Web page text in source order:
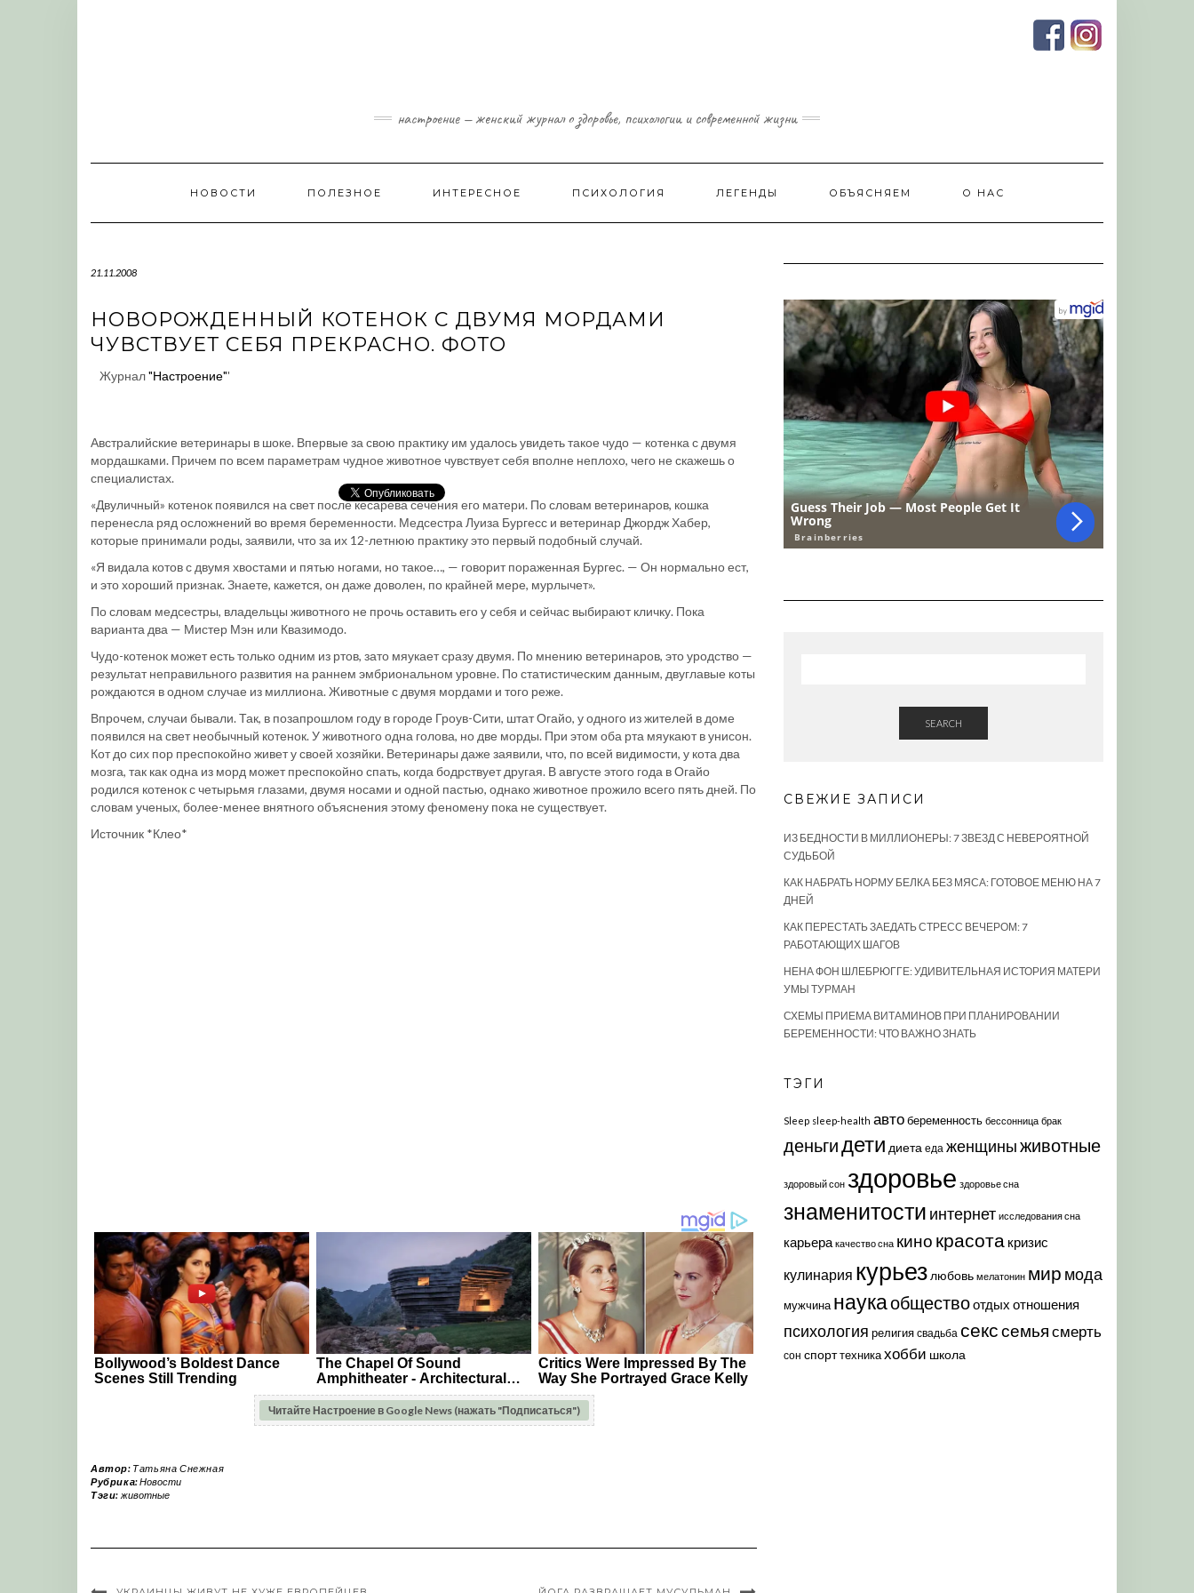
настроение — женский журнал о здоровье, психологии и современной жизни
НОВОСТИ ПОЛЕЗНОЕ ИНТЕРЕСНОЕ ПСИХОЛОГИЯ ЛЕГЕНДЫ ОБЪЯСНЯЕМ О НАС
21.11.2008
НОВОРОЖДЕННЫЙ КОТЕНОК С ДВУМЯ МОРДАМИ
ЧУВСТВУЕТ СЕБЯ ПРЕКРАСНО. ФОТО
Журнал"Настроение"'
Австралийские ветеринары в шоке. Впервые за свою практику им удалось увидеть такое чудо — котенка с двумя
мордашками. Причем по всем параметрам чудное животное чувствует себя вполне неплохо, чего не скажешь о
специалистах.
«Двуличный» котенок появился на свет после кесарева сечения его матери. По словам ветеринаров, кошка
перенесла ряд осложнений во время беременности. Медсестра Луиза Бургесс и ветеринар Джордж Хабер,
которые принимали роды, заявили, что за их 12-летнюю практику это первый подобный случай.
«Я видала котов с двумя хвостами и пятью ногами, но такое…, — говорит пораженная Бургес. — Он нормально ест,
и это хороший признак. Знаете, кажется, он даже доволен, по крайней мере, мурлычет».
По словам медсестры, владельцы животного не прочь оставить его у себя и сейчас выбирают кличку. Пока
варианта два — Мистер Мэн или Квазимодо.
Чудо-котенок может есть только одним из ртов, зато мяукает сразу двумя. По мнению ветеринаров, это уродство —
результат неправильного развития на раннем эмбриональном уровне. По статистическим данным, двуглавые коты
рождаются в одном случае из миллиона. Животные с двумя мордами и того реже.
Впрочем, случаи бывали. Так, в позапрошлом году в городе Гроув-Сити, штат Огайо, у одного из жителей в доме
появился на свет необычный котенок. У животного одна голова, но две морды. При этом оба рта мяукают в унисон.
Кот до сих пор преспокойно живет у своей хозяйки. Ветеринары даже заявили, что, по всей видимости, у кота два
мозга, так как одна из морд может преспокойно спать, когда бодрствует другая. В августе этого года в Огайо
родился котенок с четырьмя глазами, двумя носами и одной пастью, однако животное прожило всего пять дней. По
словам ученых, более-менее внятного объяснения этому феномену пока не существует.
Источник *Клео*
Читайте Настроение в Google News (нажать "Подписаться")
Автор: Татьяна Снежная
Рубрика:Новости
Тэги: животные
SEARCH
СВЕЖИЕ ЗАПИСИ
ИЗ БЕДНОСТИ В МИЛЛИОНЕРЫ: 7 ЗВЕЗД С НЕВЕРОЯТНОЙ
СУДЬБОЙ
КАК НАБРАТЬ НОРМУ БЕЛКА БЕЗ МЯСА: ГОТОВОЕ МЕНЮ НА 7
ДНЕЙ
КАК ПЕРЕСТАТЬ ЗАЕДАТЬ СТРЕСС ВЕЧЕРОМ: 7
РАБОТАЮЩИХ ШАГОВ
НЕНА ФОН ШЛЕБРЮГГЕ: УДИВИТЕЛЬНАЯ ИСТОРИЯ МАТЕРИ
УМЫ ТУРМАН
СХЕМЫ ПРИЕМА ВИТАМИНОВ ПРИ ПЛАНИРОВАНИИ
БЕРЕМЕННОСТИ: ЧТО ВАЖНО ЗНАТЬ
ТЭГИ
Sleep sleep-health автобеременность бессонница брак
деньгидети диета еда женщиныживотные
здоровый сон здоровье здоровье сна
знаменитости интернет исследования сна
карьера качество сна кино красота кризис
кулинария курьез любовь мелатонин мир мода
мужчина наукаобществоотдых отношения
психология религия свадьба секссемья смерть
сон спорттехникахобби школа